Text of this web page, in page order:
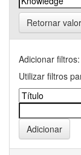
Retornar
Adicionar filtros:
Utilizar filtros